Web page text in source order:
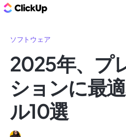
ソフトウェア
2025年、プ
ションに最
ル10選